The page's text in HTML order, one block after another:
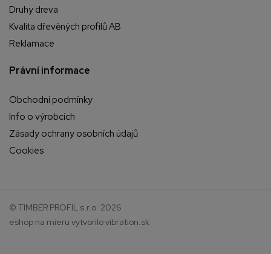
Druhy dreva
Kvalita dřevěných profilů AB
Reklamace
Právní informace
Obchodní podmínky
Info o výrobcích
Zásady ochrany osobních údajů
Cookies
© TIMBER PROFIL s.r.o. 2026
eshop na mieru vytvorilovibration.sk